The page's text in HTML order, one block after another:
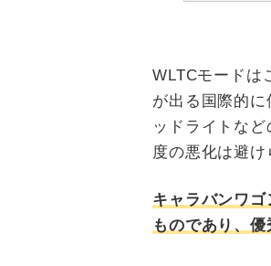
WLTCモードは
が出る国際的
ッドライトな
度の悪化は避け
キャラバンワ
ものであり、優